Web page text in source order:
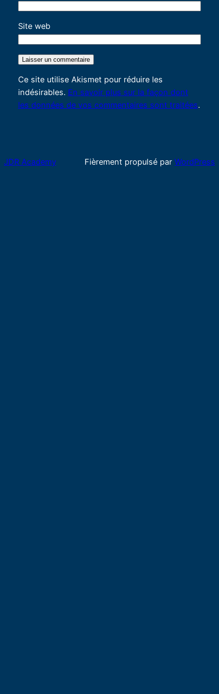
Site web
Ce site utilise Akismet pour réduire les
indésirables. En savoir plus sur la façon dont
les données de vos commentaires sont traitées.
JDR Academy Fièrement propulsé par WordPress